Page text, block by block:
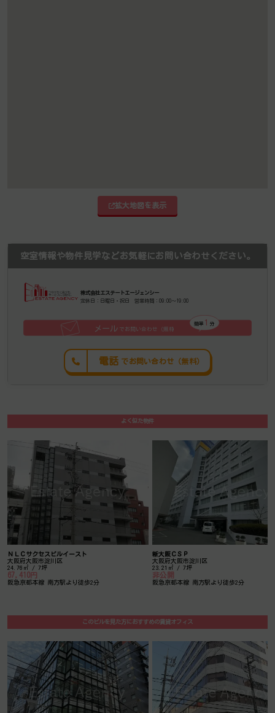
拡大地図を表示
空室情報や物件見学などお気軽にお問い合わせください。
株式会社エステートエージェンシー
定休日：日曜日・祝日 営業時間：09:00～19:00
でお問い合わせ（無料）
メール
簡単 分
1
電話 でお問い合わせ（無料）
よく似た物件
ＮＬＣサクセスビルイースト
大阪府大阪市淀川区
24.76㎡ / 7坪
67,410円
阪急京都本線 南方駅より徒歩2分
新大阪ＣＳＰ
大阪府大阪市淀川区
23.21㎡ / 7坪
非公開
阪急京都本線 南方駅より徒歩2分
このビルを見た方におすすめの賃貸オフィス